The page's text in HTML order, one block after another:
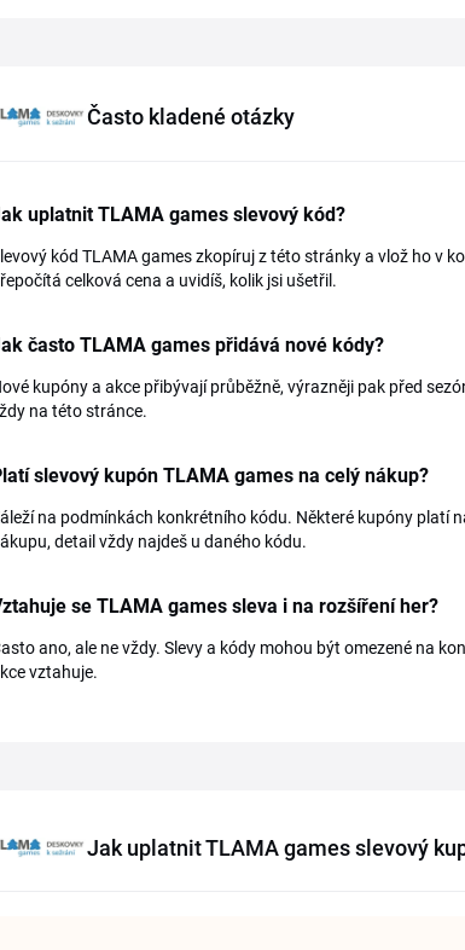
Často kladené otázky
uplatnit TLAMA games slevový kód?
kód TLAMA games zkopíruj z této stránky a vlož ho v
celková cena a uvidíš, kolik jsi ušetřil.
často TLAMA games přidává nové kódy?
kupóny a akce přibývají průběžně, výrazněji pak před
na této stránce.
slevový kupón TLAMA games na celý nákup?
na podmínkách konkrétního kódu. Některé kupóny platí
detail vždy najdeš u daného kódu.
se TLAMA games sleva i na rozšíření her?
ano, ale ne vždy. Slevy a kódy mohou být omezené na
vztahuje.
Jak uplatnit TLAMA games slevový